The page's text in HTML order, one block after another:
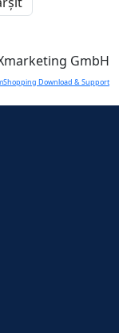
GmbH
Download & Support